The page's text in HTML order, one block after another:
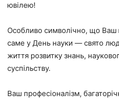
ювілею!
Особливо символічно, що Ваш
саме у День науки — свято
життя розвитку знань,
суспільству.
Ваш професіоналізм,